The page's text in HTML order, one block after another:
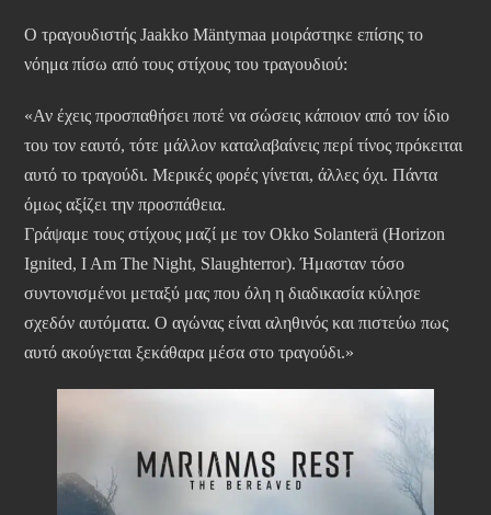
Ο τραγουδιστής Jaakko Mäntymaa μοιράστηκε επίσης το
νόημα πίσω από τους στίχους του τραγουδιού:
«Αν έχεις προσπαθήσει ποτέ να σώσεις κάποιον από τον ίδιο
του τον εαυτό, τότε μάλλον καταλαβαίνεις περί τίνος πρόκειται
αυτό το τραγούδι. Μερικές φορές γίνεται, άλλες όχι. Πάντα
όμως αξίζει την προσπάθεια.
Γράψαμε τους στίχους μαζί με τον Okko Solanterä (Horizon
Ignited, I Am The Night, Slaughterror). Ήμασταν τόσο
συντονισμένοι μεταξύ μας που όλη η διαδικασία κύλησε
σχεδόν αυτόματα. Ο αγώνας είναι αληθινός και πιστεύω πως
αυτό ακούγεται ξεκάθαρα μέσα στο τραγούδι.»